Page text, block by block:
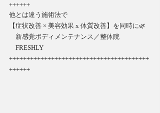
++++++
他とは違う施術法で
【症状改善 × 美容効果 x 体質改善】を同時に🌿
新感覚ボディメンテナンス／整体院
FRESHLY
++++++++++++++++++++++++++++++++++++++++
++++++